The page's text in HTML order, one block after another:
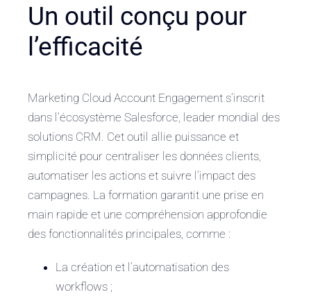
Un outil conçu pour
l’efficacité
Marketing Cloud Account Engagement s’inscrit
dans l’écosystème Salesforce, leader mondial des
solutions CRM. Cet outil allie puissance et
simplicité pour centraliser les données clients,
automatiser les actions et suivre l’impact des
campagnes. La formation garantit une prise en
main rapide et une compréhension approfondie
des fonctionnalités principales, comme :
La création et l’automatisation des
workflows ;